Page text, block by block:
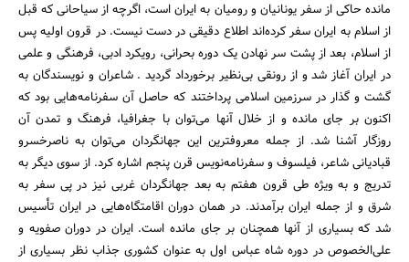
مانده حاکی از سفر یونانیان و رومیان به ایران است، اگرچه از سیاحانی که قبل
از اسلام به ایران سفر کرده‌اند اطلاع دقیقی در دست نیست. در قرون اولیه پس
از اسلام، بعد از پشت سر نهادن یک دوره بحرانی، رویکرد ادبی، فرهنگی و علمی
در ایران آغاز شد و از رونقی بی‌نظیر برخورداد گردید . شاعران و نویسندگان به
گشت و گذار در سرزمین اسلامی پرداختند که حاصل آن سفرنامه‌هایی بود که
اکنون بر جای مانده و از خلال آنها می‌توان با جغرافیا، فرهنگ و تمدن آن
روزگار آشنا شد. از جمله معروفترین این جهانگردان می‌توان به ناصرخسرو
قبادیانی شاعر، فیلسوف و سفرنامه‌نویس قرن پنجم اشاره کرد. از سوی دیگر به
تدریج و به ویژه طی قرون هفتم به بعد جهانگردان غربی نیز در پی سفر به
شرق و از جمله ایران برآمدند. در همان دوران اقامتگاه‌هایی در ایران تأسیس
شد که بسیاری از آنها همچنان بر جای مانده است. ایران در دوران صفویه و
علی‌الخصوص در دوره شاه عباس اول به عنوان کشوری جذاب نظر بسیاری از